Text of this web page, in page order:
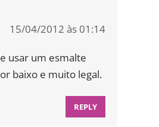
15/04/2012 às 01:14
usar um esmalte
baixo e muito legal.
REPLY